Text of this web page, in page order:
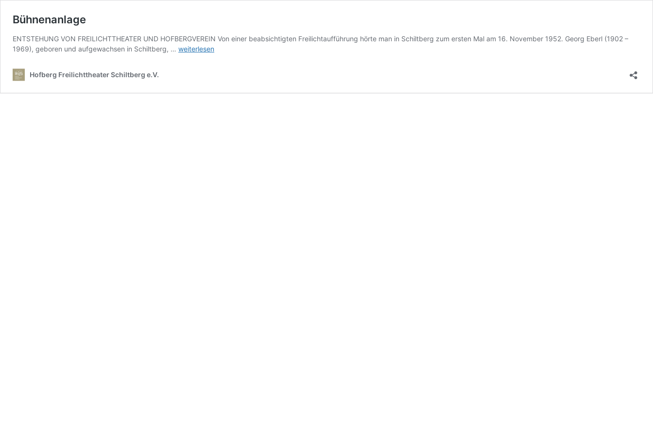
Bühnenanlage
ENTSTEHUNG VON FREILICHTTHEATER UND HOFBERGVEREIN Von einer beabsichtigten Freilichtaufführung hörte man in Schiltberg zum ersten Mal am 16. November 1952. Georg Eberl (1902 –
1969), geboren und aufgewachsen in Schiltberg, … Bühnenanlage
weiterlesen
Hofberg Freilichttheater Schiltberg e.V.